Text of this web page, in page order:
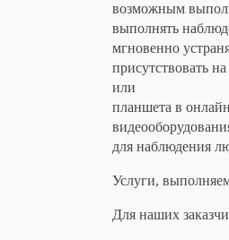
возможным
выполнять
мгновенно
присутствовать
или
планшета в
для наблюдения
Услуги,
Для наших